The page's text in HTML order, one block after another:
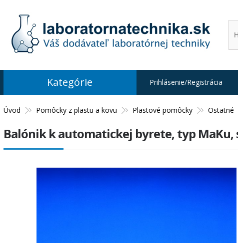
Úvod Pomôcky z plastu a kovu Plastové pomôcky Ostatné
Balónik k automatickej byrete, typ
Kategórie Prihlásenie/Registrácia